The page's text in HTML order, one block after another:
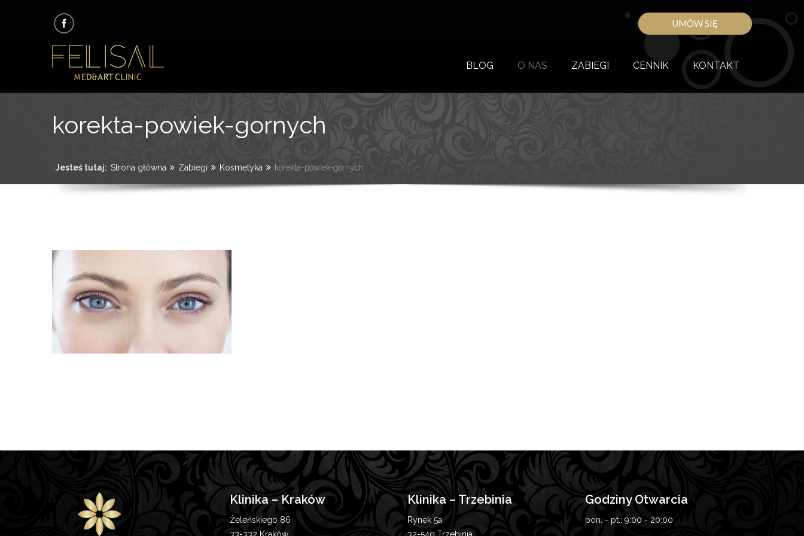
BLOG O NAS ZABIEGI CENNIK KONTAKT
korekta-powiek-gornych
Jesteś tutaj: Strona główna Zabiegi Kosmetyka korekta-powiek-gornych
Klinika – Kraków
Żeleńskiego 86
Klinika – Trzebinia
Rynek 5a
Godziny Otwarcia
pon. - pt.:9:00 - 20:00